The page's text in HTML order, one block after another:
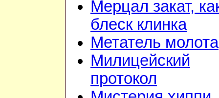
Мерцал закат,
блеск клинка
Метатель молота
Милицейский
протокол